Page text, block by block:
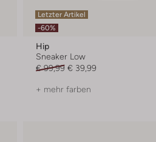
Letzter Artikel
-60%
Hip
Sneaker Low
€ 99,99 € 39,99
+ mehr farben